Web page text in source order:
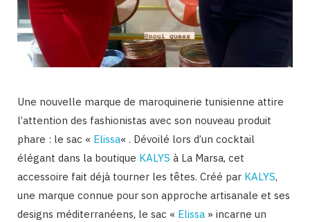
Une nouvelle marque de maroquinerie tunisienne attire
l’attention des fashionistas avec son nouveau produit
phare : le sac « Elissa« . Dévoilé lors d’un cocktail
élégant dans la boutique KALYS à La Marsa, cet
accessoire fait déjà tourner les têtes. Créé par KALYS,
une marque connue pour son approche artisanale et ses
designs méditerranéens, le sac « Elissa » incarne un